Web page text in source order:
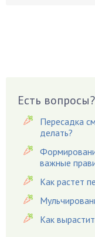
Вешенки
Виноград
Вредители
Гардения
Гацания
Гвоздики
Георгины
Есть
Пересадка
делать?
важные
Как растет
Как